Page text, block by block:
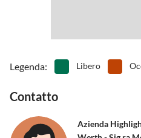
Legenda: Libero
Contatto
Azienda